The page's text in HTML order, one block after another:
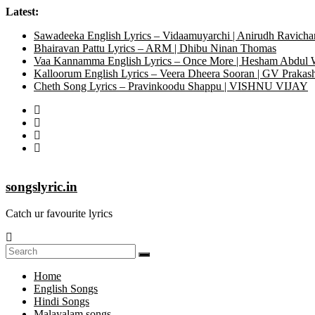
Latest:
Sawadeeka English Lyrics – Vidaamuyarchi | Anirudh
Bhairavan Pattu Lyrics – ARM | Dhibu Ninan Thomas
Vaa Kannamma English Lyrics – Once More | Hesham Abdul
Kalloorum English Lyrics – Veera Dheera Sooran | GV
Cheth Song Lyrics – Pravinkoodu Shappu | VISHNU VIJAY
songslyric.in
Catch ur favourite lyrics
Home
English Songs
Hindi Songs